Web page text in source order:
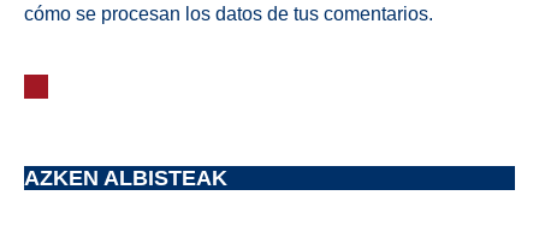
cómo se procesan los datos de tus comentarios.
AZKEN ALBISTEAK